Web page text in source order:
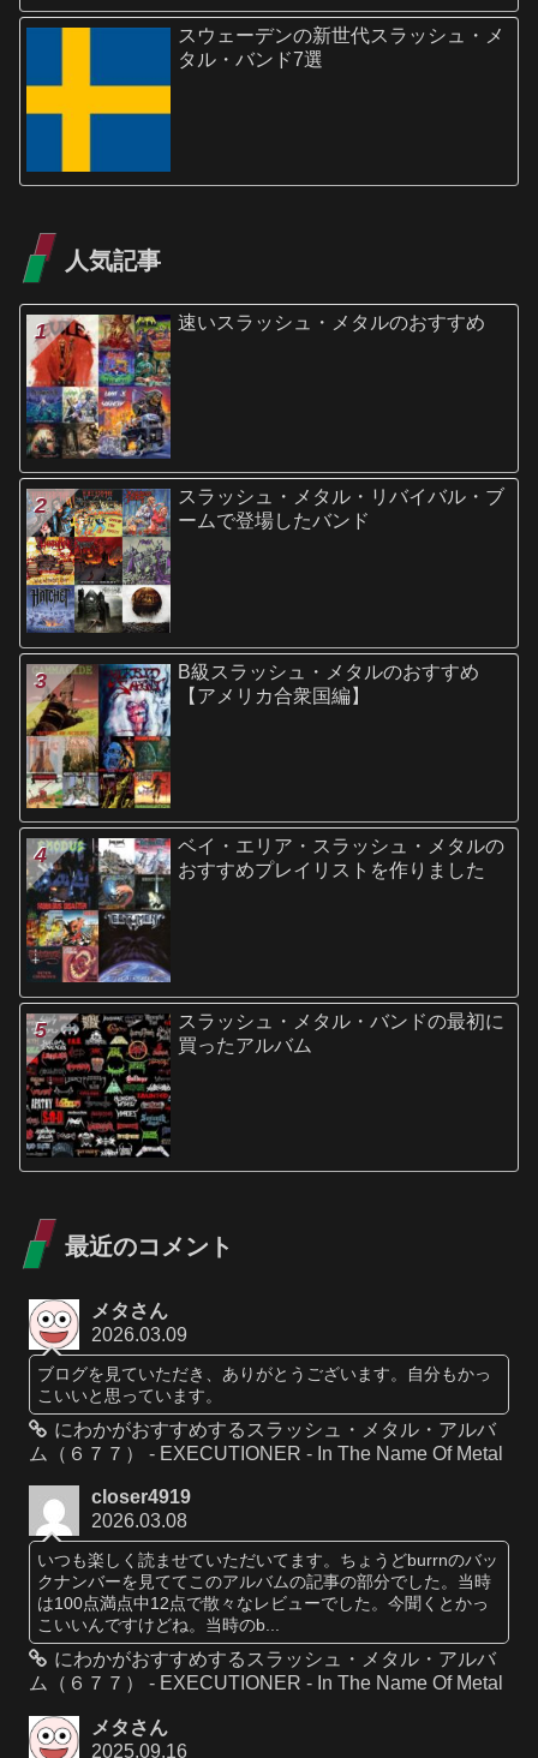
スウェーデンの新世代スラッシュ・メ
タル・バンド7選
人気記事
速いスラッシュ・メタルのおすすめ
スラッシュ・メタル・リバイバル・ブ
ームで登場したバンド
B級スラッシュ・メタルのおすすめ
【アメリカ合衆国編】
ベイ・エリア・スラッシュ・メタルの
おすすめプレイリストを作りました
スラッシュ・メタル・バンドの最初に
買ったアルバム
最近のコメント
メタさん
2026.03.09
ブログを見ていただき、ありがとうございます。自分もかっ
こいいと思っています。
にわかがおすすめするスラッシュ・メタル・アルバ
ム（６７７） - EXECUTIONER - In The Name Of Metal
closer4919
2026.03.08
いつも楽しく読ませていただいてます。ちょうどburrnのバッ
クナンバーを見ててこのアルバムの記事の部分でした。当時
は100点満点中12点で散々なレビューでした。今聞くとかっ
こいいんですけどね。当時のb...
にわかがおすすめするスラッシュ・メタル・アルバ
ム（６７７） - EXECUTIONER - In The Name Of Metal
メタさん
2025.09.16